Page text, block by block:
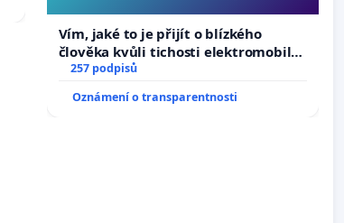
auta!
Vím, jaké to je přijít o blízkého
člověka kvůli tichosti elektromobilů,
nečekejme, až přibydou další,
257 podpisů
Oznámení o transparentnosti